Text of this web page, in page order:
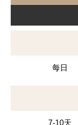
每日
7-10天